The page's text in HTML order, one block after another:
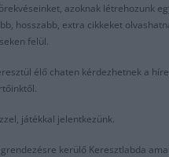
azoknak létrehozunk
hosszabb, extra cikkeket
felül.
élő chaten kérdezhetnek a
játékkal jelentkezünk.
kerülő Keresztlabda